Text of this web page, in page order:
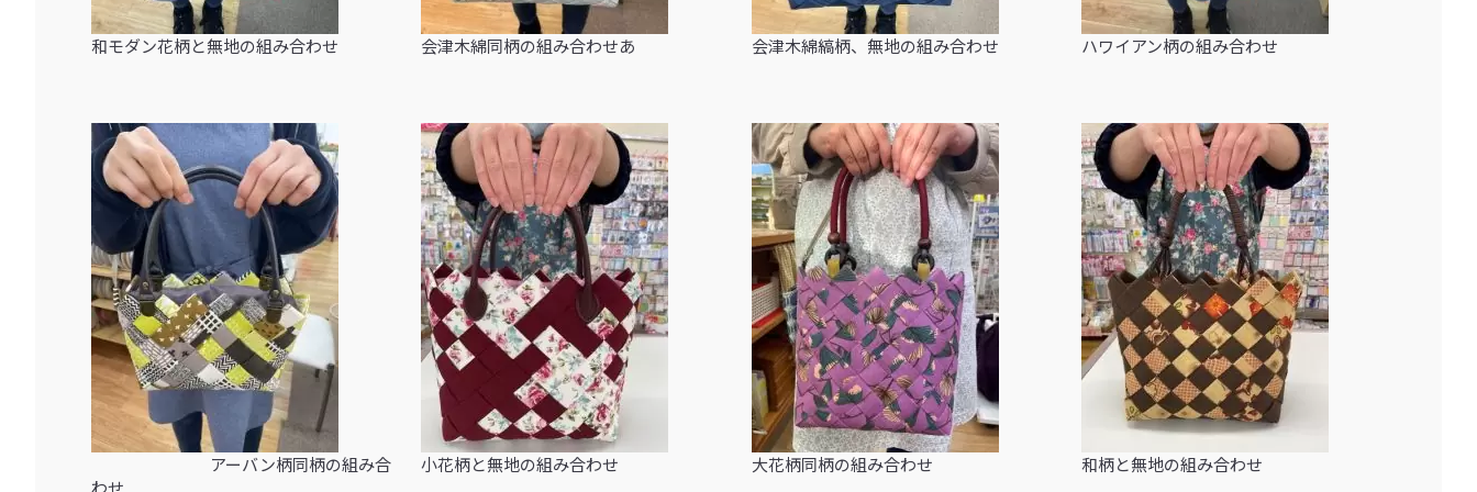
和モダン花柄と無地の組み合わせ 会津木綿同柄の組み合わせあ 会津木綿縞柄、無地の組み合わせ ハワイアン柄の組み合わせ
アーバン柄同柄の組み合
わせ
小花柄と無地の組み合わせ 大花柄同柄の組み合わせ 和柄と無地の組み合わせ